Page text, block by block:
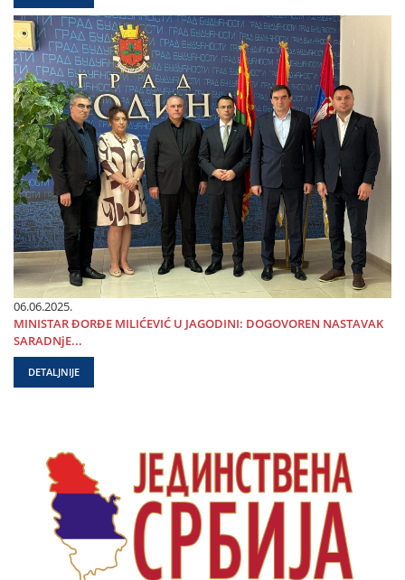
06.06.2025.
MINISTAR ĐORĐE MILIĆEVIĆ U ЈAGODINI: DOGOVOREN NASTAVAK
SARADNjE...
DETALJNIJE